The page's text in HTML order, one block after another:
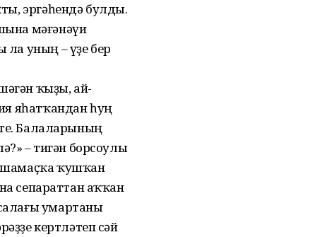
эргәһендә булды.
мәғәнәүи
уның – үҙе бер
ҡыҙы, ай-
яһатҡандан һуң
Балаларының
– тигән борсоулы
ҡушҡан
сепараттан аҡҡан
умартаны
кертләтеп сәй